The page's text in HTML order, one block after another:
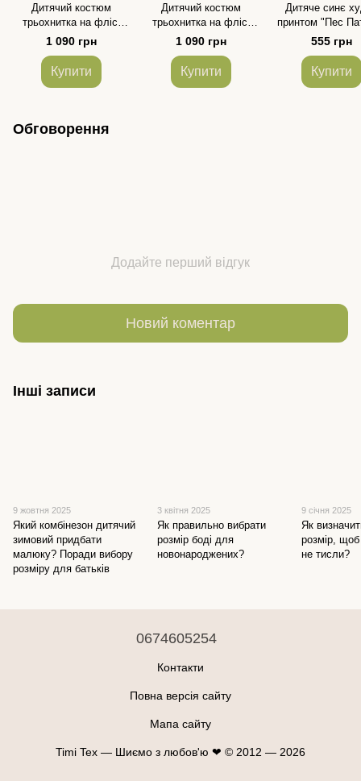
Дитячий костюм
трьохнитка на флісі
кольору хакі для
хлопчика та дівчинки
розмір 86-140
1 090 грн
Купити
Дитячий костюм
трьохнитка на флісі
рожевого кольору для
дівчинки розмір 86-116
1 090 грн
Купити
Дитяче синє
принтом "Пес
для хлопчика
дівчинки розмір
555 грн
Купити
Обговорення
Додайте перший відгук
Новий коментар
Інші записи
9 жовтня 2025
Який комбінезон дитячий
зимовий придбати
малюку? Поради вибору
розміру для батьків
3 квітня 2025
Як правильно вибрати
розмір боді для
новонароджених?
9 січня 2025
Як
розмір,
не тисли?
0674605254
Контакти
Повна версія сайту
Мапа сайту
Timi Tex — Шиємо з любов'ю ❤ © 2012 — 2026